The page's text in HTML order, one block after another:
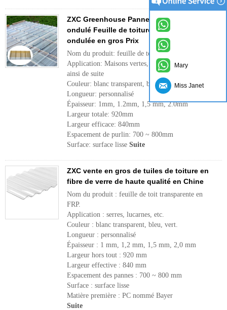
ZXC Greenhouse Panneaux en plastique
ondulé Feuille de toiture en fibre de verre
ondulée en gros Prix
Nom du produit: feuille de toiture PC transparente
Application: Maisons vertes, puits de lumière et
ainsi de suite
Couleur: blanc transparent, bleu, vert
Longueur: personnalisé
Épaisseur: 1mm, 1.2mm, 1,5 mm, 2.0mm
Largeur totale: 920mm
Largeur efficace: 840mm
Espacement de purlin: 700 ~ 800mm
Surface: surface lisse Suite
ZXC vente en gros de tuiles de toiture en
fibre de verre de haute qualité en Chine
Nom du produit : feuille de toit transparente en
FRP.
Application : serres, lucarnes, etc.
Couleur : blanc transparent, bleu, vert.
Longueur : personnalisé
Épaisseur : 1 mm, 1,2 mm, 1,5 mm, 2,0 mm
Largeur hors tout : 920 mm
Largeur effective : 840 mm
Espacement des pannes : 700 ~ 800 mm
Surface : surface lisse
Matière première : PC nommé Bayer
Suite
Mary
Miss Janet